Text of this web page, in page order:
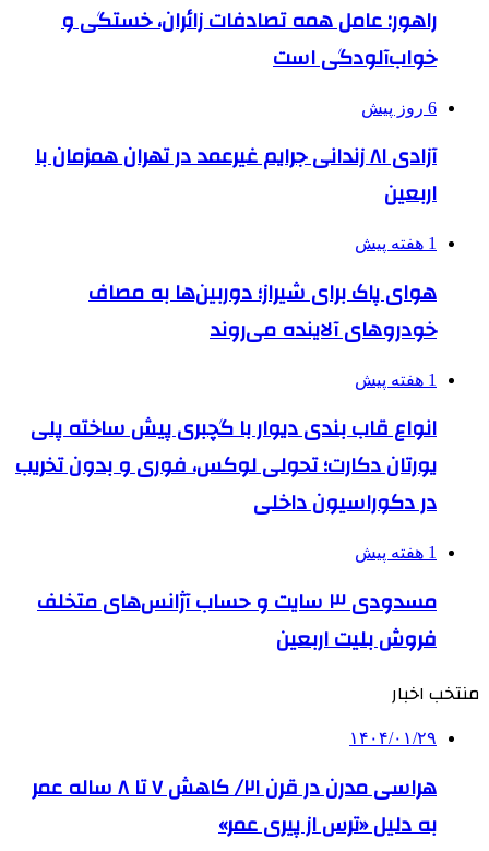
راهور: عامل همه تصادفات زائران، خستگی و
خواب‌آلودگی است
6 روز پیش
آزادی ۸۱ زندانی جرایم غیرعمد در تهران همزمان با
اربعین
1 هفته پیش
هوای پاک برای شیراز؛ دوربین‌ها به مصاف
خودروهای آلاینده می‌روند
1 هفته پیش
انواع قاب بندی دیوار با گچبری پیش ساخته پلی
یورتان دکارت؛ تحولی لوکس، فوری و بدون تخریب
در دکوراسیون داخلی
1 هفته پیش
مسدودی ۳ سایت و حساب آژانس‌های متخلف
فروش بلیت اربعین
منتخب اخبار
۱۴۰۴/۰۱/۲۹
هراسی مدرن در قرن ۲۱/ کاهش ۷ تا ۸ ساله عمر
به دلیل «ترس از پیری عمر»